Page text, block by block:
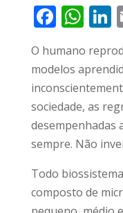
F
e
b
o
o
k
W
at
s
A
p
p
n
k
e
O humano
modelos
sociedade, as
desempenhadas
sempre. Não
Todo
composto de